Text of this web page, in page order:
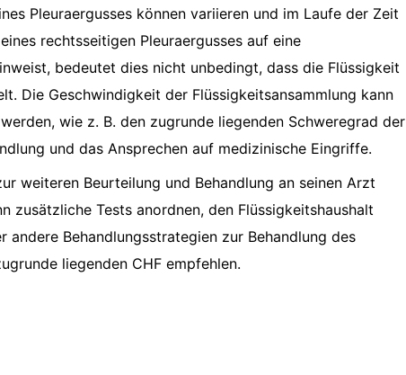
Pleuraergusses können variieren und im Laufe der Zeit
rechtsseitigen Pleuraergusses auf eine
bedeutet dies nicht unbedingt, dass die Flüssigkeit
Die Geschwindigkeit der Flüssigkeitsansammlung kann
wie z. B. den zugrunde liegenden Schweregrad der
und das Ansprechen auf medizinische Eingriffe.
weiteren Beurteilung und Behandlung an seinen Arzt
zusätzliche Tests anordnen, den Flüssigkeitshaushalt
andere Behandlungsstrategien zur Behandlung des
liegenden CHF empfehlen.